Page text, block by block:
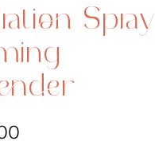
Spray